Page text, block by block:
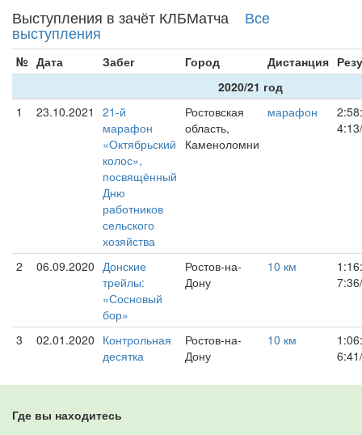
Выступления в зачёт КЛБМатча Все
выступления
№ Дата Забег Город Дистанция
2020/21 год
1
23.10.2021
21-й
марафон
«Октябрьский
колос»,
посвящённый
Дню
работников
сельского
хозяйства
Ростовская
область,
Каменоломни
марафон
2 06.09.2020 Донские
трейлы:
«Сосновый
бор»
Ростов-на-
Дону
10 км
3 02.01.2020 Контрольная
десятка
Ростов-на-
Дону
10 км
Где вы находитесь